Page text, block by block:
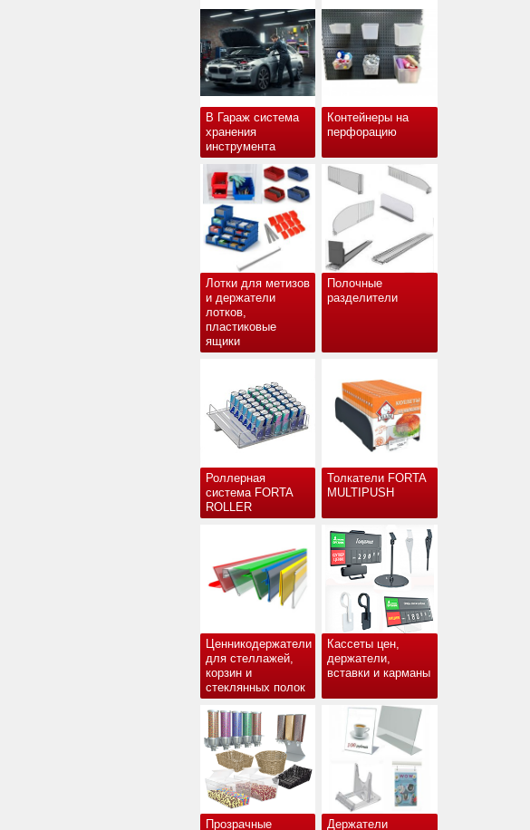
В Гараж система
хранения
инструмента
Контейнеры на
перфорацию
Лотки для метизов
и держатели
лотков,
пластиковые
ящики
Полочные
разделители
Роллерная
система FORTA
ROLLER
Толкатели FORTA
MULTIPUSH
Ценникодержатели
для стеллажей,
корзин и
стеклянных полок
Кассеты цен,
держатели,
вставки и карманы
Прозрачные Держатели